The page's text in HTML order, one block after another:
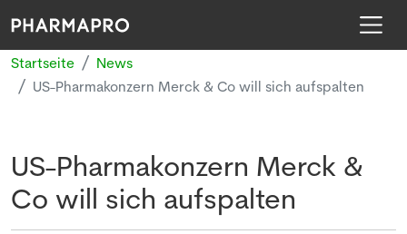
Startseite
News
US-Pharmakonzern Merck & Co will sich aufspalten
US-Pharmakonzern Merck &
Co will sich aufspalten